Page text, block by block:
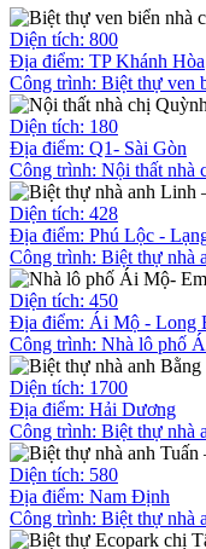
Diện tích: 800
Địa điểm: TP Khánh Hòa
Công trình: Biệt thự ven
Diện tích: 180
Địa điểm: Q1- Sài Gòn
Công trình: Nội thất nhà
Diện tích: 428
Địa điểm: Phú Lộc -
Công trình: Biệt thự nhà
Diện tích: 450
Địa điểm: Ái Mộ - Long
Công trình: Nhà lô phố
Diện tích: 1700
Địa điểm: Hải Dương
Công trình: Biệt thự nhà
Diện tích: 580
Địa điểm: Nam Định
Công trình: Biệt thự nhà